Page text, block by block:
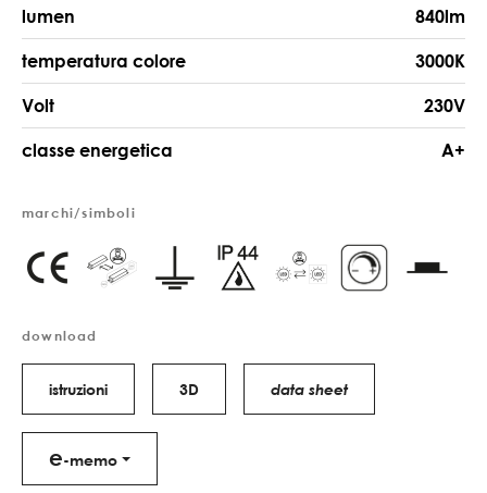
lumen 840lm
temperatura colore 3000K
Volt 230V
classe energetica A+
marchi/simboli
download
istruzioni 3D data sheet
e-memo